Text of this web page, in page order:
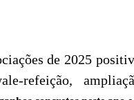
de 2025
refeição,